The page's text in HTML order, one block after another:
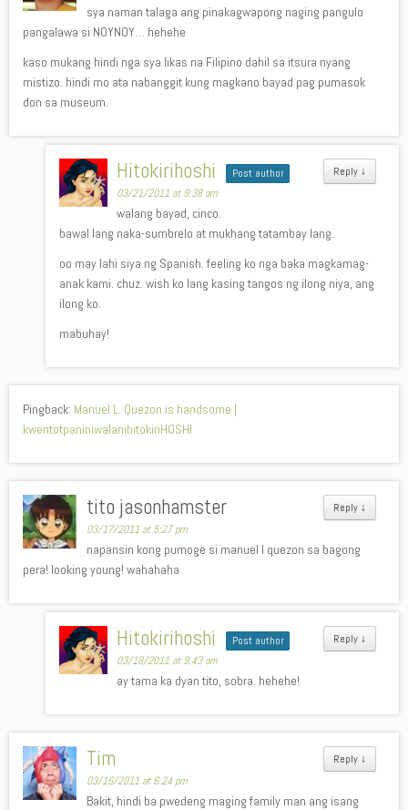
sya naman talaga ang pinakagwapong naging pangulo
pangalawa si NOYNOY… hehehe
kaso mukang hindi nga sya likas na Filipino dahil sa itsura nyang
mistizo. hindi mo ata nabanggit kung magkano bayad pag pumasok
don sa museum.
Reply ↓
Hitokirihoshi Post author
03/21/2011 at 9:38 am
walang bayad, cinco.
bawal lang naka-sumbrelo at mukhang tatambay lang.
oo may lahi siya ng Spanish. feeling ko nga baka magkamag-
anak kami. chuz. wish ko lang kasing tangos ng ilong niya, ang
ilong ko.
mabuhay!
Pingback: Manuel L. Quezon is handsome |
kwentotpaniniwalanihitokiriHOSHI
Reply ↓
tito jasonhamster
03/17/2011 at 5:27 pm
napansin kong pumoge si manuel l quezon sa bagong
pera! looking young! wahahaha
Reply ↓
Hitokirihoshi Post author
03/18/2011 at 9:43 am
ay tama ka dyan tito, sobra. hehehe!
Reply ↓
Tim
03/16/2011 at 6:24 pm
Bakit, hindi ba pwedeng maging family man ang isang